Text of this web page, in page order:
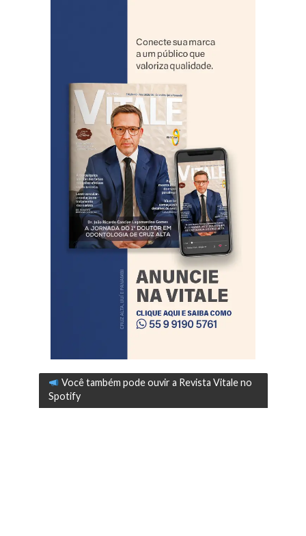
Você também pode ouvir a Revista Vitale no
Spotify